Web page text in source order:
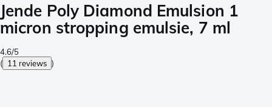
Jende Poly Diamond Emulsion 1
micron stropping emulsie, 7 ml
4.6/5
( 11 reviews )